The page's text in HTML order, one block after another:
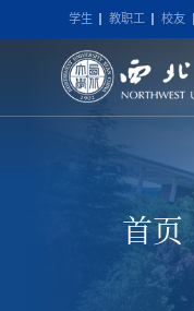
学生 教职工 校友
首页